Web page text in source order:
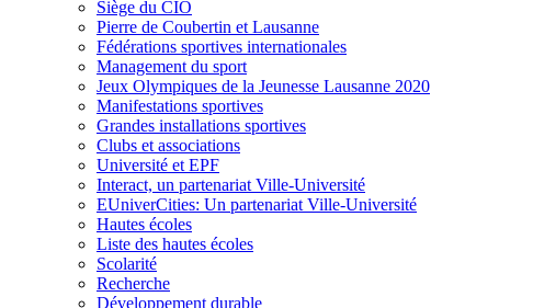
Siège du CIO
Pierre de Coubertin et Lausanne
Fédérations sportives internationales
Management du sport
Jeux Olympiques de la Jeunesse Lausanne 2020
Manifestations sportives
Grandes installations sportives
Clubs et associations
Université et EPF
Interact, un partenariat Ville-Université
EUniverCities: Un partenariat Ville-Université
Hautes écoles
Liste des hautes écoles
Scolarité
Recherche
Développement durable